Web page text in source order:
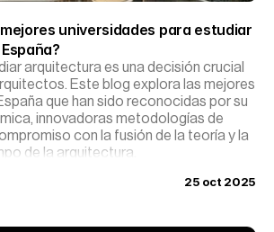
universidades para estudiar
arquitectura es una decisión crucial
Este blog explora las mejores
que han sido reconocidas por su
innovadoras metodologías de
con la fusión de la teoría y la
de la arquitectura.
25 oct 2025